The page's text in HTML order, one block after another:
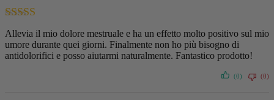
Valutato
su
5
Allevia il mio dolore mestruale e ha un effetto molto positivo sul mio
umore durante quei giorni. Finalmente non ho più bisogno di
antidolorifici e posso aiutarmi naturalmente. Fantastico prodotto!
(0) (0)